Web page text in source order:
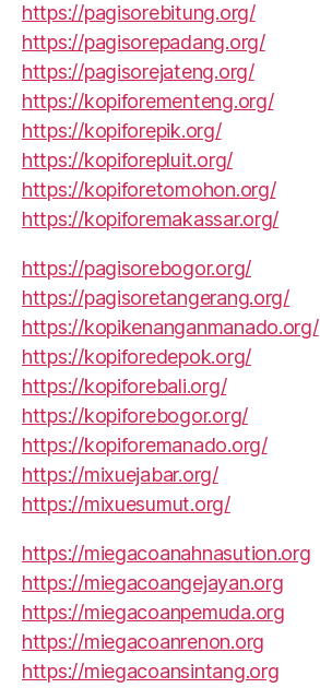
https://pagisorebitung.org/
https://pagisorepadang.org/
https://pagisorejateng.org/
https://kopiforementeng.org/
https://kopiforepik.org/
https://kopiforepluit.org/
https://kopiforetomohon.org/
https://kopiforemakassar.org/
https://pagisorebogor.org/
https://pagisoretangerang.org/
https://kopikenanganmanado.org/
https://kopiforedepok.org/
https://kopiforebali.org/
https://kopiforebogor.org/
https://kopiforemanado.org/
https://mixuejabar.org/
https://mixuesumut.org/
https://miegacoanahnasution.org
https://miegacoangejayan.org
https://miegacoanpemuda.org
https://miegacoanrenon.org
https://miegacoansintang.org